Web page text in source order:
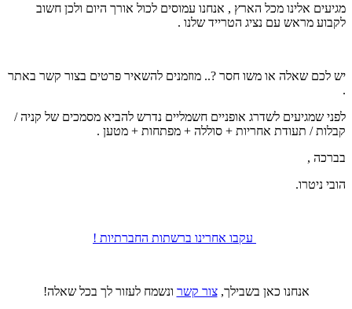
מגיעים אלינו מכל הארץ , אנחנו עמוסים לכול אורך היום ולכן חשוב
לקבוע מראש עם נציג הטרייד שלנו .
יש לכם שאלה או משו חסר ?.. מוזמנים להשאיר פרטים בצור קשר באתר
.
לפני שמגיעים לשדרג אופניים חשמליים נדרש להביא מסמכים של קניה /
קבלות / תעודת אחריות + סוללה + מפתחות + מטען .
בברכה ,
הובי ניטרו.
עקבו אחרינו ברשתות החברתיות !
אנחנו כאן בשבילך,צור קשר ונשמח לעזור לך בכל שאלה!